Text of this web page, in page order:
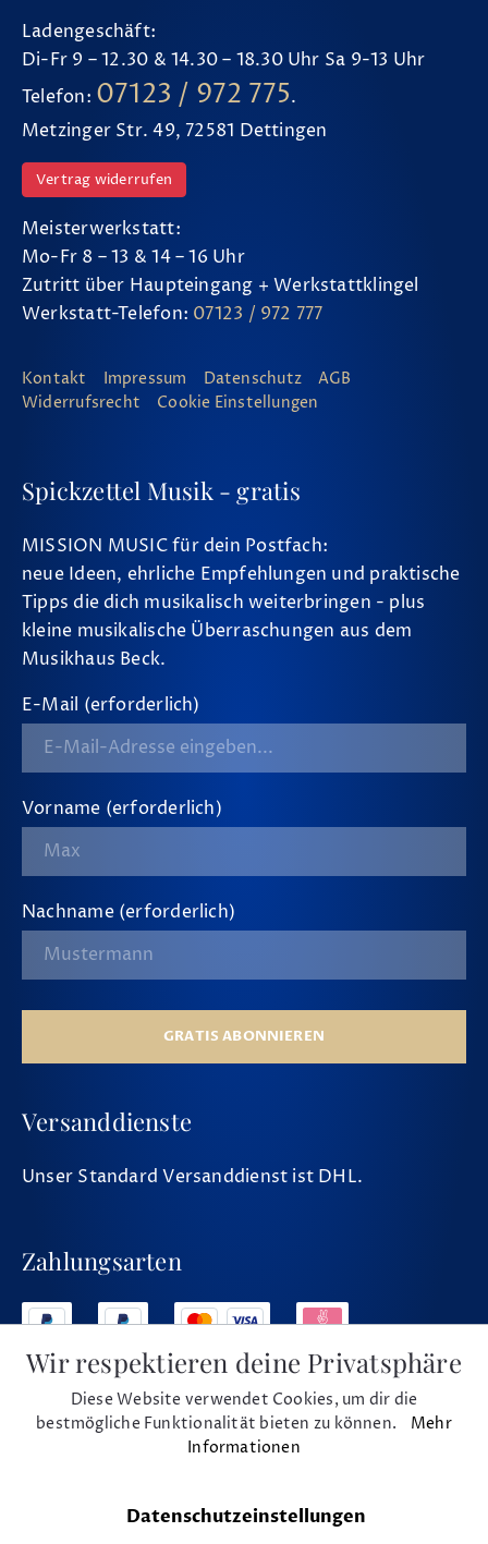
Ladengeschäft:
Di-Fr 9 – 12.30 & 14.30 – 18.30 Uhr Sa 9-13 Uhr
Telefon: 07123 / 972 775.
Metzinger Str. 49, 72581 Dettingen
Vertrag widerrufen
Meisterwerkstatt:
Mo-Fr 8 – 13 & 14 – 16 Uhr
Zutritt über Haupteingang + Werkstattklingel
Werkstatt-Telefon: 07123 / 972 777
Kontakt Impressum Datenschutz
AGB
Widerrufsrecht
Cookie Einstellungen
Spickzettel Musik - gratis
MISSION MUSIC für dein Postfach:
neue Ideen, ehrliche Empfehlungen und praktische
Tipps die dich musikalisch weiterbringen - plus
kleine musikalische Überraschungen aus dem
Musikhaus Beck.
E-Mail (erforderlich)
Vorname (erforderlich)
Nachname (erforderlich)
GRATIS ABONNIEREN
Versanddienste
Unser Standard Versanddienst ist DHL.
Zahlungsarten
Social Media
Wir respektieren deine Privatsphäre
Diese Website verwendet Cookies, um dir die
bestmögliche Funktionalität bieten zu können. Mehr
Informationen
Datenschutzeinstellungen